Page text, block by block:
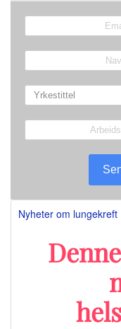
Nyheter om lungekreft
Lengre ventet
Retsevmo brukes
forskjellige